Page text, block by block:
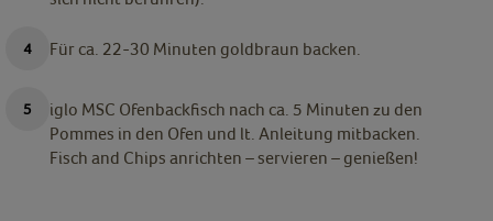
Für ca. 22-30 Minuten goldbraun backen.
iglo MSC Ofenbackfisch nach ca. 5 Minuten zu den
Pommes in den Ofen und lt. Anleitung mitbacken.
Fisch and Chips anrichten – servieren – genießen!